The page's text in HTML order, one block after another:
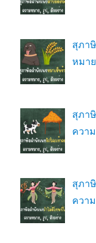
สุภา
หมา
สุภา
ควา
สุภา
ควา